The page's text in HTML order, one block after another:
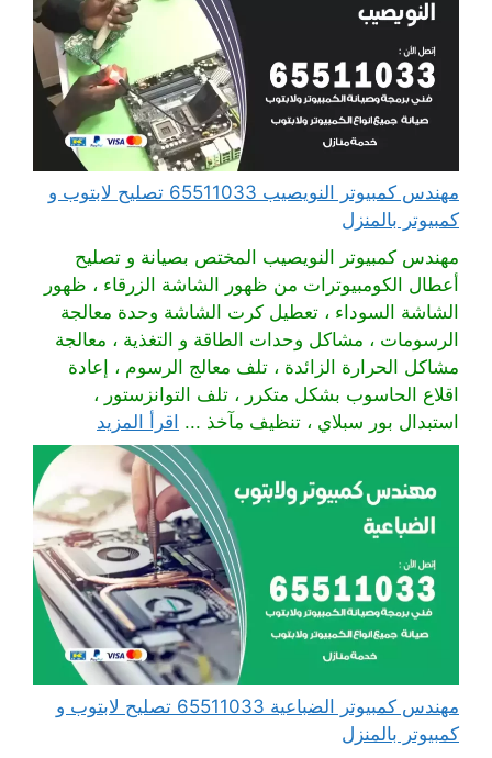
مهندس كمبيوتر النويصيب 65511033 تصليح لابتوب و
كمبيوتر بالمنزل
مهندس كمبيوتر النويصيب المختص بصيانة و تصليح
أعطال الكومبيوترات من ظهور الشاشة الزرقاء ، ظهور
الشاشة السوداء ، تعطيل كرت الشاشة وحدة معالجة
الرسومات ، مشاكل وحدات الطاقة و التغذية ، معالجة
مشاكل الحرارة الزائدة ، تلف معالج الرسوم ، إعادة
اقلاع الحاسوب بشكل متكرر ، تلف التوانزستور ،
استبدال بور سبلاي ، تنظيف مآخذ ... اقرأ المزيد
مهندس كمبيوتر الضباعية 65511033 تصليح لابتوب و
كمبيوتر بالمنزل